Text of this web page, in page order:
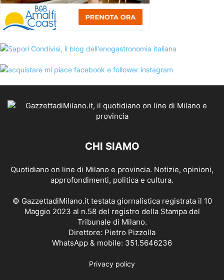
CHI SIAMO
Quotidiano on line di Milano e provincia. Notizie, opinioni,
approfondimenti, politica e cultura.
© GazzettadiMilano.it testata giornalistica registrata il 10
Maggio 2023 al n.58 del registro della Stampa del
Tribunale di Milano.
Direttore: Pietro Pizzolla
WhatsApp & mobile: 351.5646236
Privacy policy